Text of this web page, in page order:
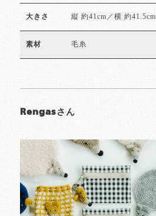
大きさ 縦 約41cm／横 約41.5cm
素材 毛糸
Rengasさん